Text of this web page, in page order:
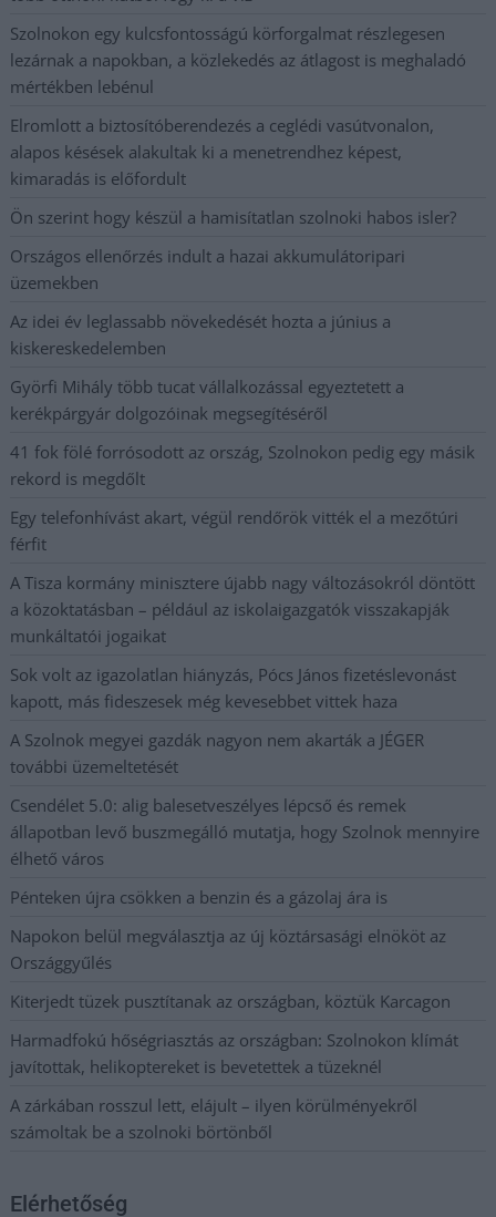
Szolnokon egy kulcsfontosságú körforgalmat részlegesen
lezárnak a napokban, a közlekedés az átlagost is meghaladó
mértékben lebénul
Elromlott a biztosítóberendezés a ceglédi vasútvonalon,
alapos késések alakultak ki a menetrendhez képest,
kimaradás is előfordult
Ön szerint hogy készül a hamisítatlan szolnoki habos isler?
Országos ellenőrzés indult a hazai akkumulátoripari
üzemekben
Az idei év leglassabb növekedését hozta a június a
kiskereskedelemben
Györfi Mihály több tucat vállalkozással egyeztetett a
kerékpárgyár dolgozóinak megsegítéséről
41 fok fölé forrósodott az ország, Szolnokon pedig egy másik
rekord is megdőlt
Egy telefonhívást akart, végül rendőrök vitték el a mezőtúri
férfit
A Tisza kormány minisztere újabb nagy változásokról döntött
a közoktatásban – például az iskolaigazgatók visszakapják
munkáltatói jogaikat
Sok volt az igazolatlan hiányzás, Pócs János fizetéslevonást
kapott, más fideszesek még kevesebbet vittek haza
A Szolnok megyei gazdák nagyon nem akarták a JÉGER
további üzemeltetését
Csendélet 5.0: alig balesetveszélyes lépcső és remek
állapotban levő buszmegálló mutatja, hogy Szolnok mennyire
élhető város
Pénteken újra csökken a benzin és a gázolaj ára is
Napokon belül megválasztja az új köztársasági elnököt az
Országgyűlés
Kiterjedt tüzek pusztítanak az országban, köztük Karcagon
Harmadfokú hőségriasztás az országban: Szolnokon klímát
javítottak, helikoptereket is bevetettek a tüzeknél
A zárkában rosszul lett, elájult – ilyen körülményekről
számoltak be a szolnoki börtönből
Elérhetőség